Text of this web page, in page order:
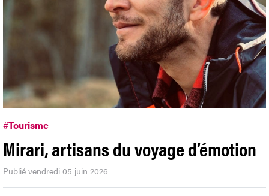
#Tourisme
Mirari, artisans du voyage d’émotion
Publié vendredi 05 juin 2026